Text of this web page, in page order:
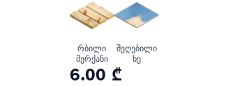
რბილი
მერქანი
შეღებილი
ხე
6.00 ₾